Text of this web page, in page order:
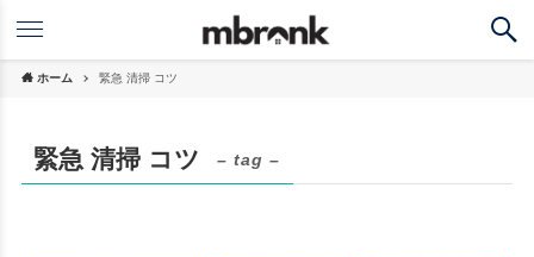
ホーム 緊急 清掃 コツ
緊急 清掃 コツ – tag –